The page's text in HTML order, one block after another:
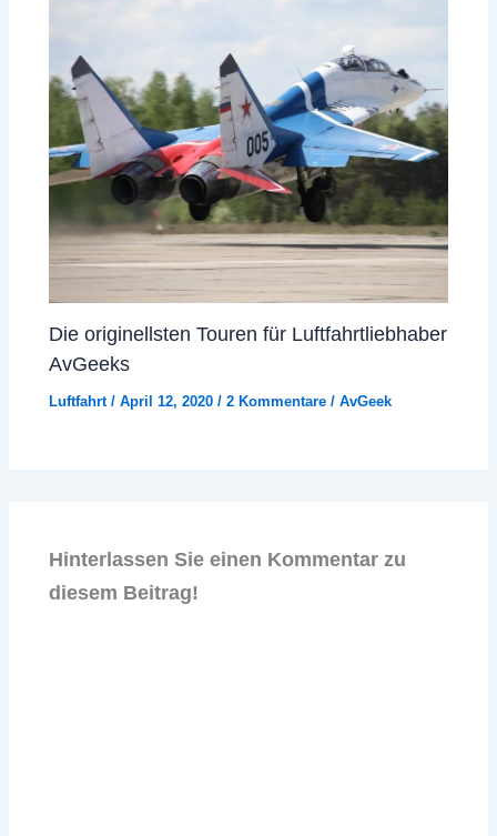
Die originellsten Touren für Luftfahrtliebhaber
AvGeeks
Luftfahrt/April 12, 2020/2 Kommentare /AvGeek
Hinterlassen Sie einen Kommentar zu
diesem Beitrag!